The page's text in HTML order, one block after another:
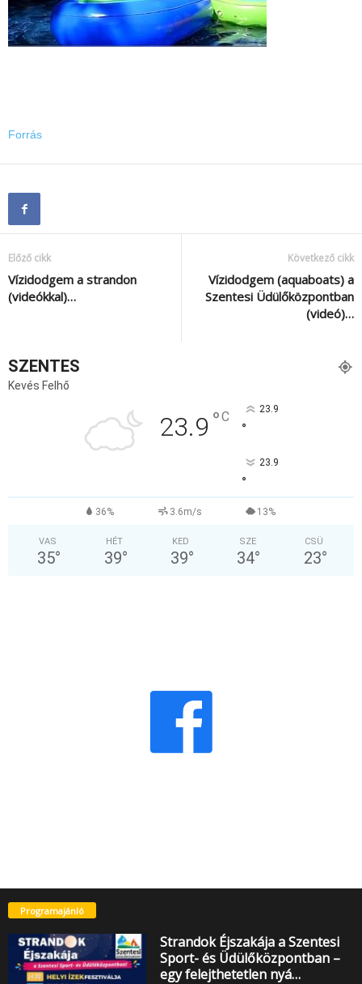
Forrás
Előző cikk
Vízidodgem a strandon
(videókkal)…
Következő cikk
Vízidodgem (aquaboats) a
Szentesi Üdülőközpontban
(videó)…
SZENTES
Kevés Felhő
23.9 °C 23.9
°
23.9
°
36% 3.6m/s 13%
VAS
35°
HÉT
39°
KED
39°
SZE
34°
CSÜ
23°
Programajánló
Strandok Éjszakája a Szentesi
Sport- és Üdülőközpontban –
egy felejthetetlen nyá…